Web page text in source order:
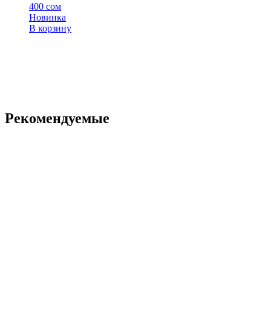
400 сом
Новинка
В корзину
Рекомендуемые